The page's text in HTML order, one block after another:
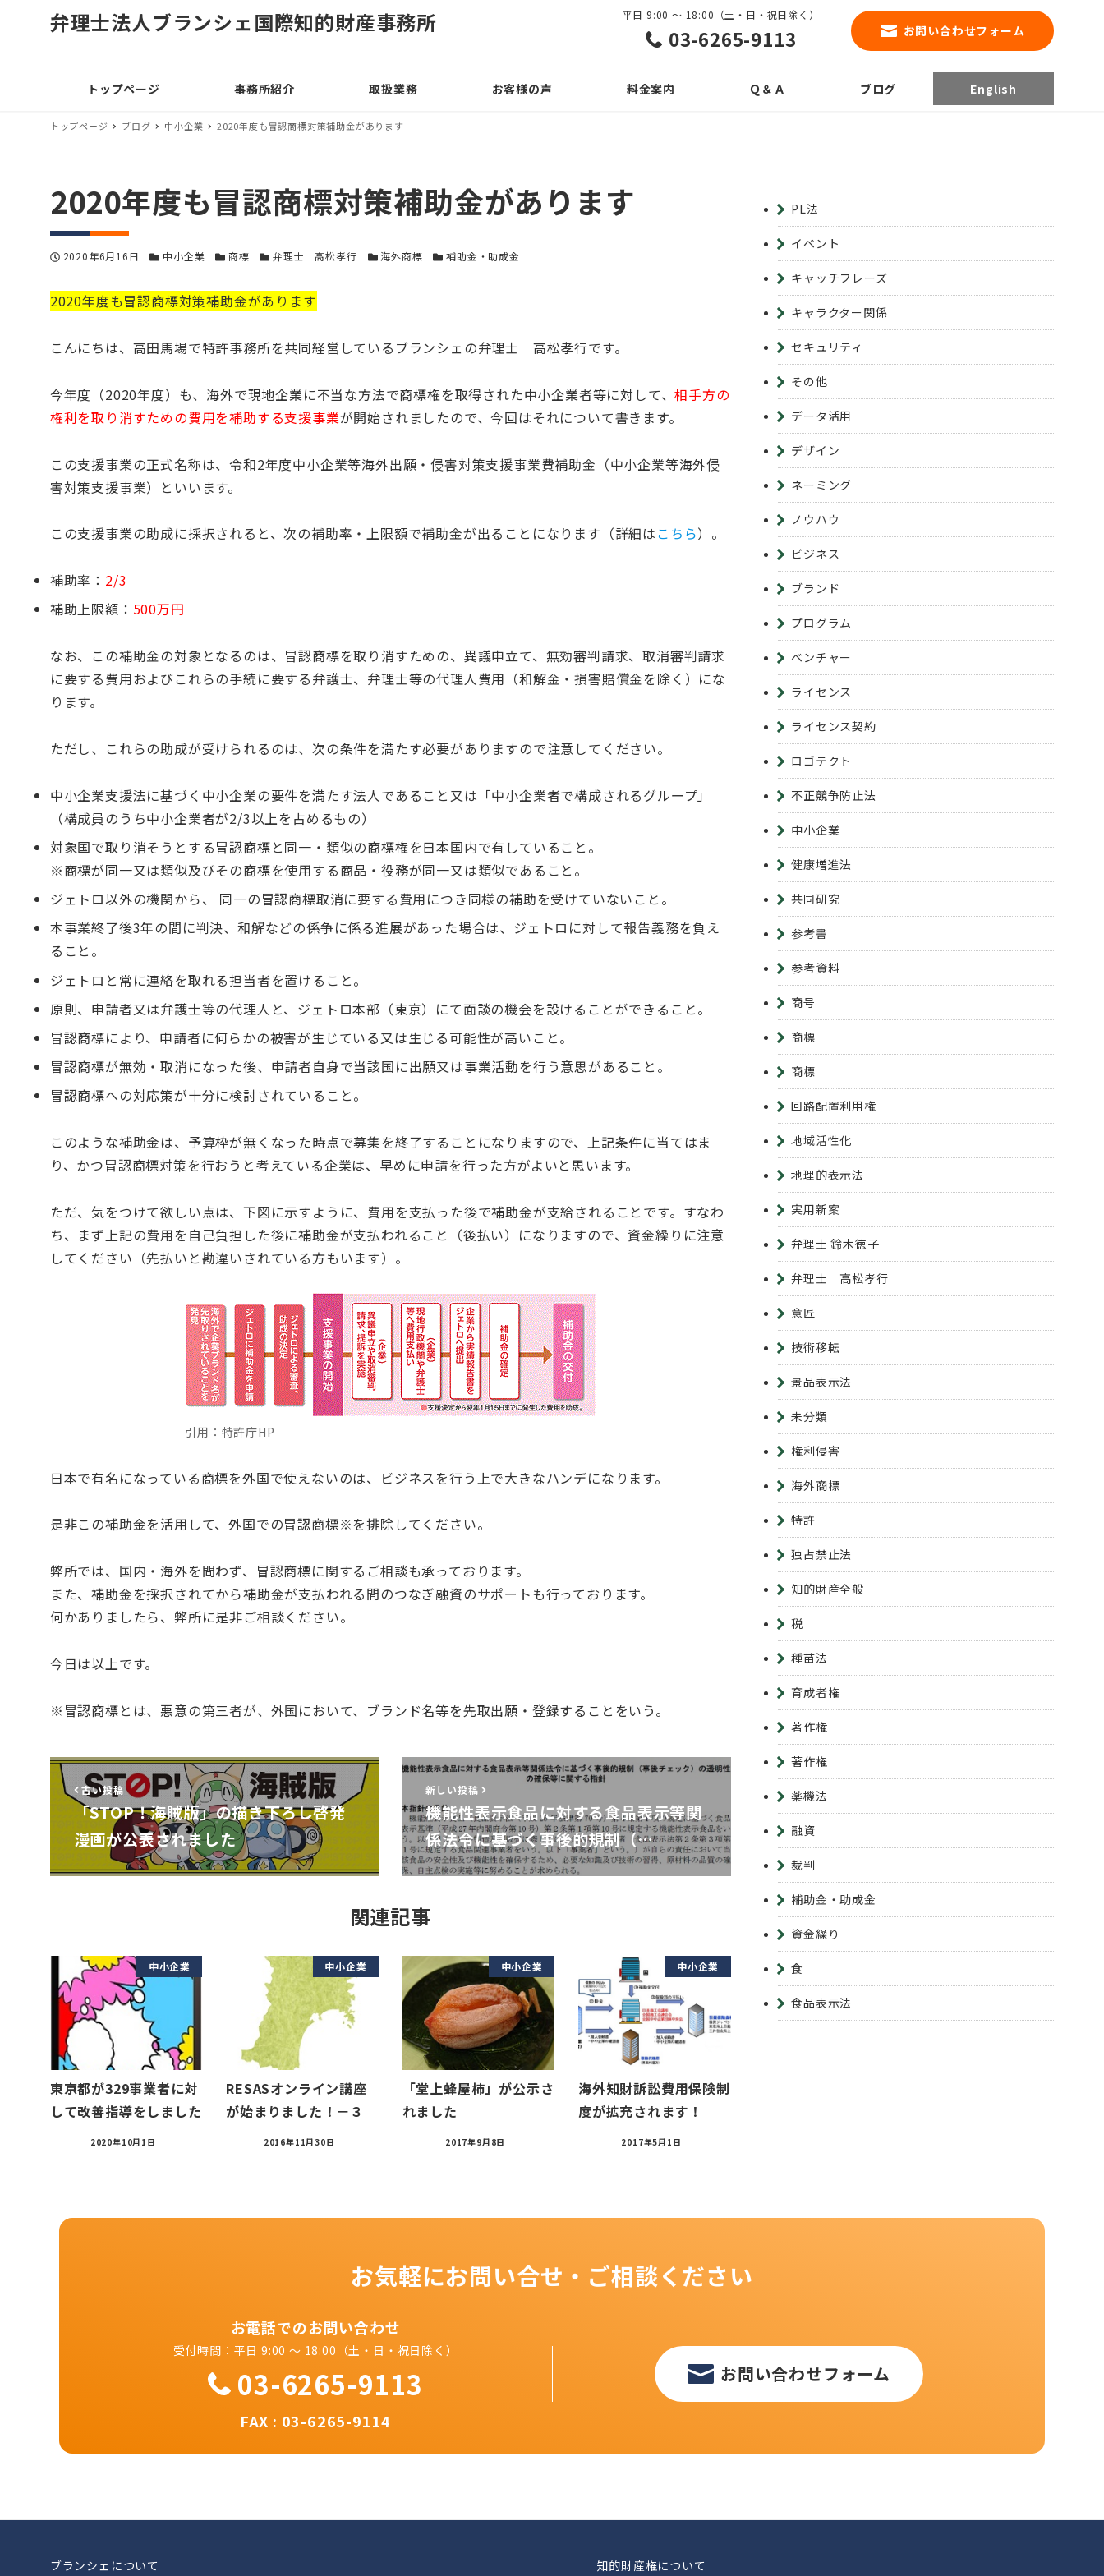
弁理士法人ブランシェ国際知的財産事務所
03-6265-9113
平日 9:00 ～ 18:00（土・日・祝日除く）
お問い合わせフォーム
トップページ 事務所紹介 取扱業務 お客様の声 料金案内 Ｑ＆Ａ ブログ English
トップページ ブログ 中小企業 2020年度も冒認商標対策補助金があります
2020年度も冒認商標対策補助金があります
投稿日
2020年6月16日 カテゴリー
中小企業 カテゴリー
商標 カテゴリー
弁理士 高松孝行 カテゴリー
海外商標 カテゴリー
補助金・助成金
2020年度も冒認商標対策補助金があります
こんにちは、高田馬場で特許事務所を共同経営しているブランシェの弁理士 高松孝行です。
今年度（2020年度）も、海外で現地企業に不当な方法で商標権を取得された中小企業者等に対して、相手方の
権利を取り消すための費用を補助する支援事業が開始されましたので、今回はそれについて書きます。
この支援事業の正式名称は、令和2年度中小企業等海外出願・侵害対策支援事業費補助金（中小企業等海外侵
害対策支援事業）といいます。
この支援事業の助成に採択されると、次の補助率・上限額で補助金が出ることになります（詳細はこちら）。
補助率： 2/3
補助上限額： 500万円
なお、この補助金の対象となるのは、冒認商標を取り消すための、異議申立て、無効審判請求、取消審判請求
に要する費用およびこれらの手続に要する弁護士、弁理士等の代理人費用（和解金・損害賠償金を除く）にな
ります。
ただし、これらの助成が受けられるのは、次の条件を満たす必要がありますので注意してください。
中小企業支援法に基づく中小企業の要件を満たす法人であること又は「中小企業者で構成されるグループ」
（構成員のうち中小企業者が2/3以上を占めるもの）
対象国で取り消そうとする冒認商標と同一・類似の商標権を日本国内で有していること。
※商標が同一又は類似及びその商標を使用する商品・役務が同一又は類似であること。
ジェトロ以外の機関から、 同一の冒認商標取消に要する費用につき同様の補助を受けていないこと。
本事業終了後3年の間に判決、和解などの係争に係る進展があった場合は、ジェトロに対して報告義務を負え
ること。
ジェトロと常に連絡を取れる担当者を置けること。
原則、申請者又は弁護士等の代理人と、ジェトロ本部（東京）にて面談の機会を設けることができること。
冒認商標により、申請者に何らかの被害が生じている又は生じる可能性が高いこと。
冒認商標が無効・取消になった後、申請者自身で当該国に出願又は事業活動を行う意思があること。
冒認商標への対応策が十分に検討されていること。
このような補助金は、予算枠が無くなった時点で募集を終了することになりますので、上記条件に当てはま
り、かつ冒認商標対策を行おうと考えている企業は、早めに申請を行った方がよいと思います。
ただ、気をつけて欲しい点は、下図に示すように、費用を支払った後で補助金が支給されることです。すなわ
ち、まず上記の費用を自己負担した後に補助金が支払われること（後払い）になりますので、資金繰りに注意
してください（先払いと勘違いされている方もいます）。
引用：特許庁HP
日本で有名になっている商標を外国で使えないのは、ビジネスを行う上で大きなハンデになります。
是非この補助金を活用して、外国での冒認商標※を排除してください。
弊所では、国内・海外を問わず、冒認商標に関するご相談も承っております。
また、補助金を採択されてから補助金が支払われる間のつなぎ融資のサポートも行っております。
何かありましたら、弊所に是非ご相談ください。
今日は以上です。
※冒認商標とは、悪意の第三者が、外国において、ブランド名等を先取出願・登録することをいう。
古い投稿
「STOP！海賊版」の描き下ろし啓発
漫画が公表されました
新しい投稿
機能性表示食品に対する食品表示等関
係法令に基づく事後的規制（…
関連記事
中小企業
東京都が329事業者に対
して改善指導をしました
2020年10月1日
中小企業
RESASオンライン講座
が始まりました！－３
2016年11月30日
中小企業
「堂上蜂屋柿」が公示さ
れました
2017年9月8日
中小企業
海外知財訴訟費用保険制
度が拡充されます！
2017年5月1日
PL法
イベント
キャッチフレーズ
キャラクター関係
セキュリティ
その他
データ活用
デザイン
ネーミング
ノウハウ
ビジネス
ブランド
プログラム
ベンチャー
ライセンス
ライセンス契約
ロゴテクト
不正競争防止法
中小企業
健康増進法
共同研究
参考書
参考資料
商号
商標
商標
回路配置利用権
地域活性化
地理的表示法
実用新案
弁理士 鈴木徳子
弁理士 高松孝行
意匠
技術移転
景品表示法
未分類
権利侵害
海外商標
特許
独占禁止法
知的財産全般
税
種苗法
育成者権
著作権
著作権
薬機法
融資
裁判
補助金・助成金
資金繰り
食
食品表示法
お気軽にお問い合せ・ご相談ください
お電話でのお問い合わせ
受付時間：平日 9:00 ～ 18:00（土・日・祝日除く）
03-6265-9113
FAX : 03-6265-9114
お問い合わせフォーム
ブランシェについて 知的財産権について